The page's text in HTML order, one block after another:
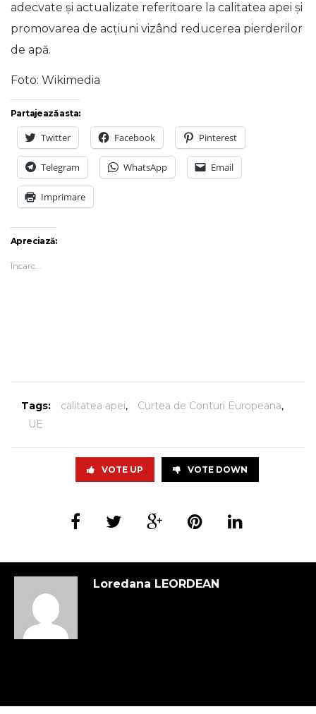
adecvate și actualizate referitoare la calitatea apei și
promovarea de acțiuni vizând reducerea pierderilor
de apă.
Foto: Wikimedia
Partajează asta:
Twitter Facebook Pinterest
Telegram WhatsApp Email
Imprimare
Apreciază:
Încarc...
Tags: calitatea apei, Curtea de Conturi Europeana,
UE
VOTE UP VOTE DOWN
Loredana LEORDEAN